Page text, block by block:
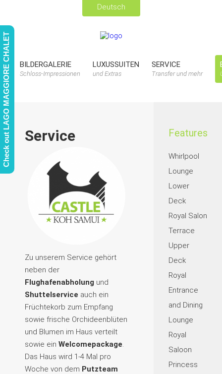
BILDERGALERIE
Schloss-Impressionen
LUXUSSUITEN
und Extras
SERVICE
Transfer und mehr
Service
Zu unserem Service gehört
neben der
Flughafenabholung und
Shuttelservice auch ein
Früchtekorb zum Empfang
sowie frische Orchideenblüten
und Blumen im Haus verteilt
sowie ein Welcomepackage.
Das Haus wird 1-4 Mal pro
Woche von dem Putzteam
Features
Whirlpool
Lounge
Lower
Deck
Royal Salon
Terrace
Upper
Deck
Royal
Entrance
and Dining
Lounge
Royal
Saloon
Princess
Check out LAGO MAGGIORE CHALET